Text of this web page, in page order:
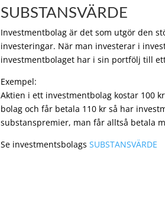
SUBSTANSVÄRDE
Investmentbolag är det som utgör den
investeringar. När man investerar i
investmentbolaget har i sin portfölj till
Exempel:
Aktien i ett investmentbolag kostar 100
bolag och får betala 110 kr så har
substanspremier, man får alltså betala
Se investmentsbolagsSUBSTANSVÄRDE